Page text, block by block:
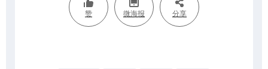
赞 微海报 分享